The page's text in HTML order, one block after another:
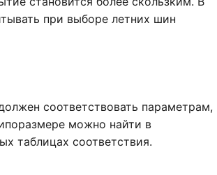
при выборе летних шин
соответствовать параметрам,
можно найти в
таблицах соответствия.